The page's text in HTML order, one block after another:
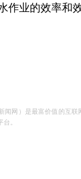
作业的效率和效
闻网）是最富价值的互联
。